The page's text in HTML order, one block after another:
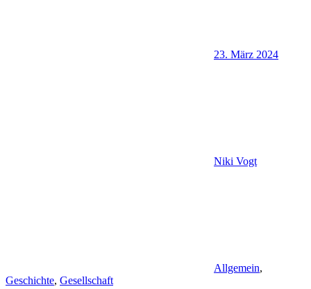
23. März 2024
Niki Vogt
Allgemein,
Geschichte, Gesellschaft